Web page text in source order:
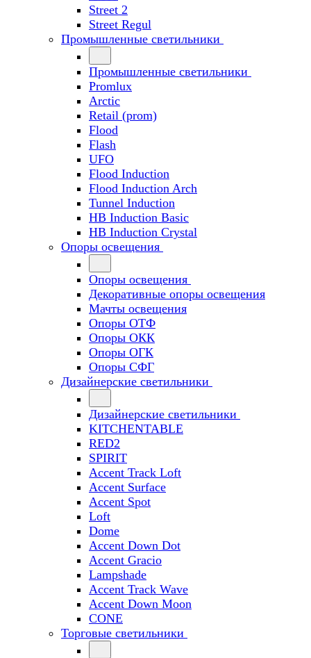
Street 2
Street Regul
Промышленные светильники
Промышленные светильники
Promlux
Arctic
Retail (prom)
Flood
Flash
UFO
Flood Induction
Flood Induction Arch
Tunnel Induction
HB Induction Basic
HB Induction Crystal
Опоры освещения
Опоры освещения
Декоративные опоры освещения
Мачты освещения
Опоры ОТФ
Опоры ОКК
Опоры ОГК
Опоры СФГ
Дизайнерские светильники
Дизайнерские светильники
KITCHENTABLE
RED2
SPIRIT
Accent Track Loft
Accent Surface
Accent Spot
Loft
Dome
Accent Down Dot
Accent Gracio
Lampshade
Accent Track Wave
Accent Down Moon
CONE
Торговые светильники